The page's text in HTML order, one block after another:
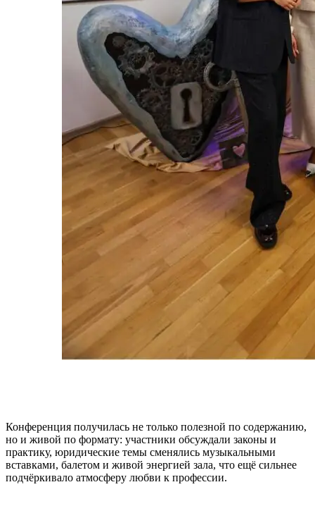
Конференция получилась не только полезной по содержанию,
но и живой по формату: участники обсуждали законы и
практику, юридические темы сменялись музыкальными
вставками, балетом и живой энергией зала, что ещё сильнее
подчёркивало атмосферу любви к профессии.